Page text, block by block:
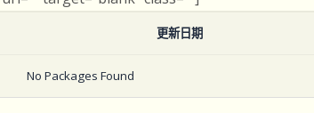
更新日期
No Packages Found